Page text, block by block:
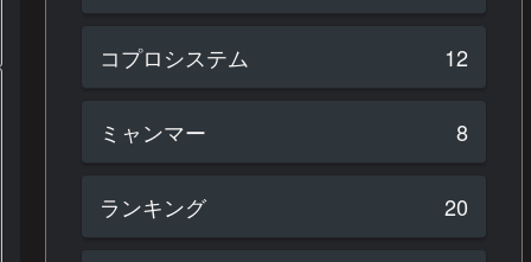
コプロシステム 12
ミャンマー 8
ランキング 20